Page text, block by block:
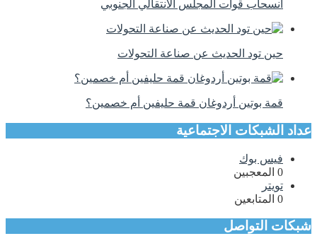
انسحاب قوات المجلس الانتقالي الجنوبي
حين تود الحديث عن صناعة التحولات
قمة بوتين أردوغان قمة حليفين أم خصمين؟
عداد الشبكات الاجتماعية
فيس بوك
0 المعجبين
تويتر
0 المتابعين
شبكات التواصل